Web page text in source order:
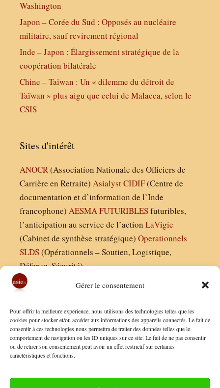
Gérer le consentement
Pour offrir la meilleure expérience, nous utilisons des technologies telles que les
cookies pour stocker et/ou accéder aux informations des appareils connectés. Le fait de
consentir à ces technologies nous permettra de traiter des données telles que le
comportement de navigation ou les ID uniques sur ce site. Le fait de ne pas consentir
ou de retirer son consentement peut avoir un effet restrictif sur certaines
caractéristiques et fonctions.
Washington
Japon – Corée du Sud : Opposés au nucléaire
militaire, sauf revirement régional
Inde – Japon : Élargissement stratégique de la
coopération bilatérale
Chine – Taïwan : Un « dilemme du détroit de
Taïwan » plus aigu que celui de Malacca, selon le
CSIS
Sites d'intérêt
ANOCR(Association Nationale des Officiers de
Carrière en Retraite) AsialystCIDIF(Centre de
documentation et d’information de l’Inde
francophone) AESMAFUTURIBLESfuturibles,
l’anticipation au service de l’action LaVigie
(Cabinet de synthèse stratégique) Operationnels
SLDS(Opérationnels – Soutien, Logistique,
Défense, Sécurité)
Finaldées EURL
Siège social : 13 avenue Boudon, 75016, Paris
Nous contacter
Conditions Générales de Vente